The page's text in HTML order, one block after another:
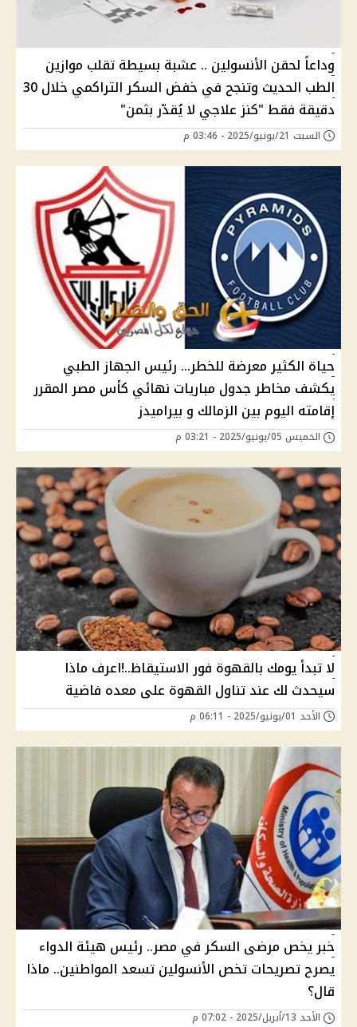
وداعاً لحقن الأنسولين .. عشبة بسيطة تقلب موازين
الطب الحديث وتنجح في خفض السكر التراكمي خلال 30
دقيقة فقط "كنز علاجي لا يُقدّر بثمن"
السبت 21/يونيو/2025 - 03:46 م
حياة الكثير معرضة للخطر... رئيس الجهاز الطبي
يكشف مخاطر جدول مباريات نهائي كأس مصر المقرر
إقامته اليوم بين الزمالك و بيراميدز
الخميس 05/يونيو/2025 - 03:21 م
لا تبدأ يومك بالقهوة فور الاستيقاظ..!اعرف ماذا
سيحدث لك عند تناول القهوة على معده فاضية
الأحد 01/يونيو/2025 - 06:11 م
خبر يخص مرضى السكر في مصر.. رئيس هيئة الدواء
يصرح تصريحات تخص الأنسولين تسعد المواطنين.. ماذا
قال؟
الأحد 13/أبريل/2025 - 07:02 م